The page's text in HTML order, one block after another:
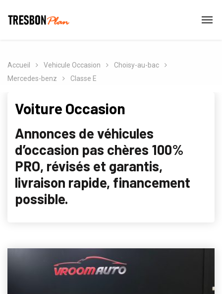
Accueil Vehicule Occasion
Choisy-au-bac
Mercedes-benz
Classe E
Voiture Occasion
Annonces de véhicules
d’occasion pas chères 100%
PRO, révisés et garantis,
livraison rapide, financement
possible.